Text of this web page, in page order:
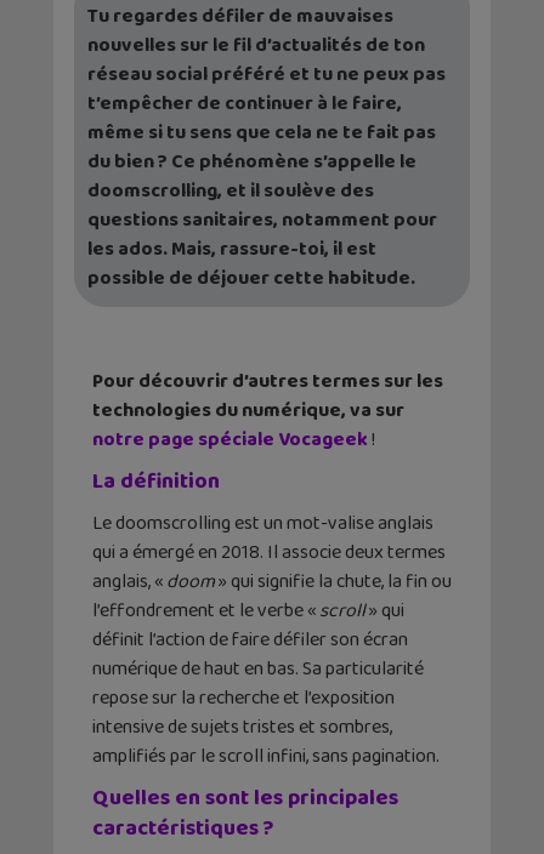
Tu regardes défiler de mauvaises
nouvelles sur le fil d’actualités de ton
réseau social préféré et tu ne peux pas
t’empêcher de continuer à le faire,
même si tu sens que cela ne te fait pas
du bien ? Ce phénomène s’appelle le
doomscrolling, et il soulève des
questions sanitaires, notamment pour
les ados. Mais, rassure-toi, il est
possible de déjouer cette habitude.
Pour découvrir d’autres termes sur les
technologies du numérique, va sur
notre page spéciale Vocageek!
La définition
Le doomscrolling est un mot-valise anglais
qui a émergé en 2018. Il associe deux termes
anglais, «doom» qui signifie la chute, la fin ou
l’effondrement et le verbe «scroll» qui
définit l’action de faire défiler son écran
numérique de haut en bas. Sa particularité
repose sur la recherche et l’exposition
intensive de sujets tristes et sombres,
amplifiés par le scroll infini, sans pagination.
Quelles en sont les principales
caractéristiques ?